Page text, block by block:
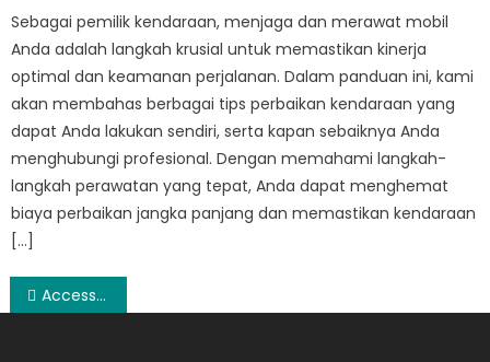
Sebagai pemilik kendaraan, menjaga dan merawat mobil
Anda adalah langkah krusial untuk memastikan kinerja
optimal dan keamanan perjalanan. Dalam panduan ini, kami
akan membahas berbagai tips perbaikan kendaraan yang
dapat Anda lakukan sendiri, serta kapan sebaiknya Anda
menghubungi profesional. Dengan memahami langkah-
langkah perawatan yang tepat, Anda dapat menghemat
biaya perbaikan jangka panjang dan memastikan kendaraan
[…]
Post
Accessories Mobil Audio